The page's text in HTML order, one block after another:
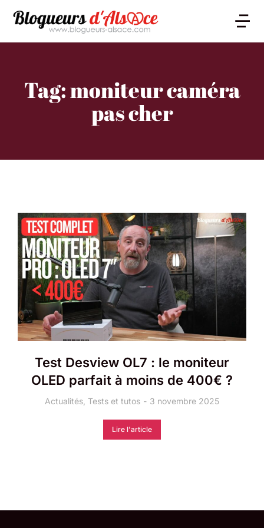
Tag: moniteur caméra
pas cher
Test Desview OL7 : le moniteur
OLED parfait à moins de 400€ ?
Actualités Tests et tutos 3 novembre 2025
Lire l'article